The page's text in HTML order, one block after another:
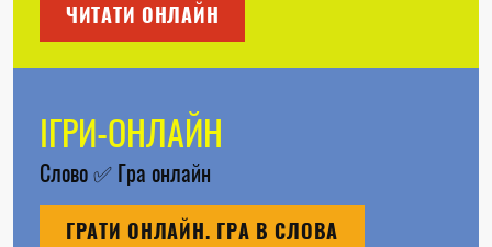
ЧИТАТИ ОНЛАЙН
ІГРИ-ОНЛАЙН
Слово✅ Гра онлайн
ГРАТИ ОНЛАЙН. ГРА В СЛОВА